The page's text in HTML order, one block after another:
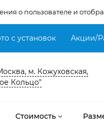
о пользователе и
с установок Акции/
м. Кожуховская,
Кольцо"
Стоимость